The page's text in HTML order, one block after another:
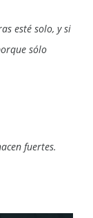
esté solo, y si
sólo
fuertes.